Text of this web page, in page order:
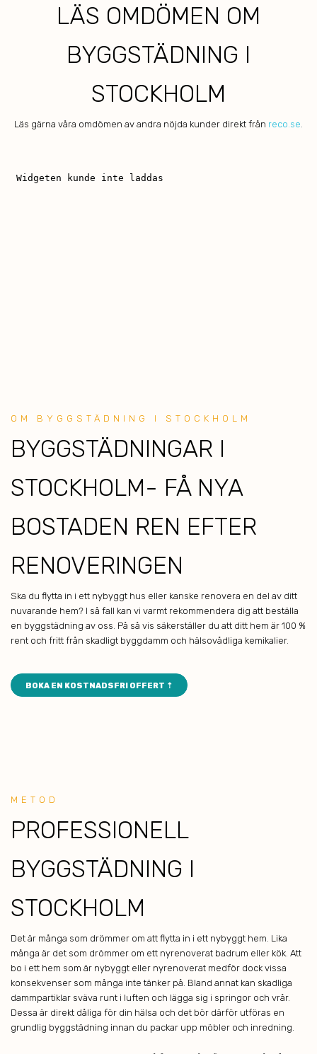
LÄS OMDÖMEN OM
BYGGSTÄDNING I
STOCKHOLM
Läs gärna våra omdömen av andra nöjda kunder direkt från reco.se
OM BYGGSTÄDNING I STOCKHOLM
BYGGSTÄDNINGAR I
STOCKHOLM- FÅ NYA
BOSTADEN REN EFTER
RENOVERINGEN
Ska du flytta in i ett nybyggt hus eller kanske renovera en del av ditt
nuvarande hem? I så fall kan vi varmt rekommendera dig att beställa
en byggstädning av oss. På så vis säkerställer du att ditt hem är 100 %
rent och fritt från skadligt byggdamm och hälsovådliga kemikalier.
BOKA EN KOSTNADSFRI OFFERT ⇡
METOD
PROFESSIONELL
BYGGSTÄ DNING I
STOCKHOLM
Det är många som drömmer om att flytta in i ett nybyggt hem. Lika
många är det som drömmer om ett nyrenoverat badrum eller kök. Att
bo i ett hem som är nybyggt eller nyrenoverat medför dock vissa
konsekvenser som många inte tänker på. Bland annat kan skadliga
dammpartiklar sväva runt i luften och lägga sig i springor och vrår.
Dessa är direkt dåliga för din hälsa och det bör därför utföras en
grundlig byggstädning innan du packar upp möbler och inredning.